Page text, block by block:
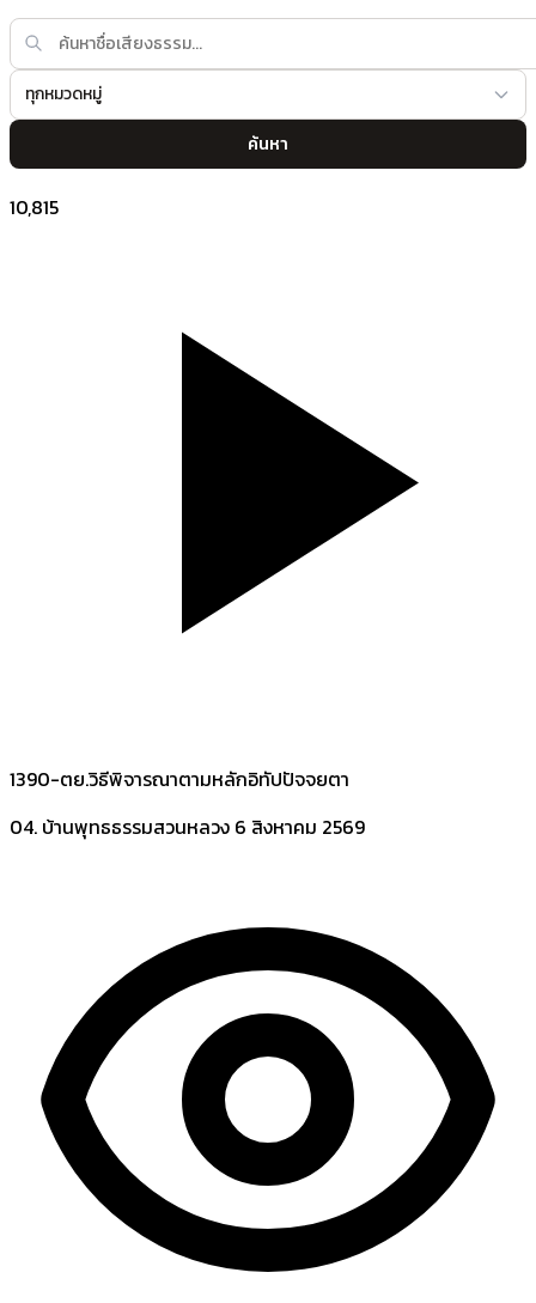
ทุกหมวดหมู่
ค้นหา
10,815
1390-ตย.วิธีพิจารณาตามหลักอิทัปปัจจยตา
04. บ้านพุทธธรรมสวนหลวง 6 สิงหาคม 2569